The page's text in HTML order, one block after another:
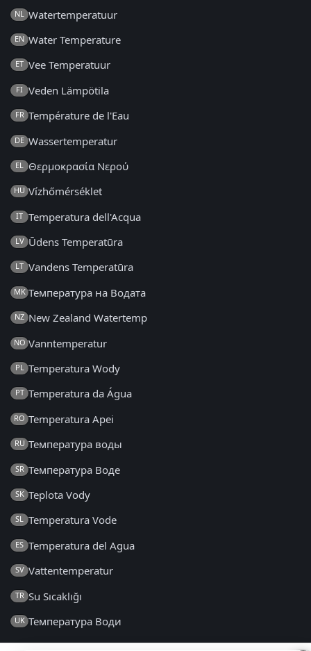
NL Watertemperatuur
EN Water Temperature
ET Vee Temperatuur
FI Veden Lämpötila
FR Température de l'Eau
DE Wassertemperatur
EL Θερμοκρασία Νερού
HU Vízhőmérséklet
IT Temperatura dell'Acqua
LV Ūdens Temperatūra
LT Vandens Temperatūra
MK Температура на Водата
NZ New Zealand Watertemp
NO Vanntemperatur
PL Temperatura Wody
PT Temperatura da Água
RO Temperatura Apei
RU Температура воды
SR Температура Воде
SK Teplota Vody
SL Temperatura Vode
ES Temperatura del Agua
SV Vattentemperatur
TR Su Sıcaklığı
UK Температура Води